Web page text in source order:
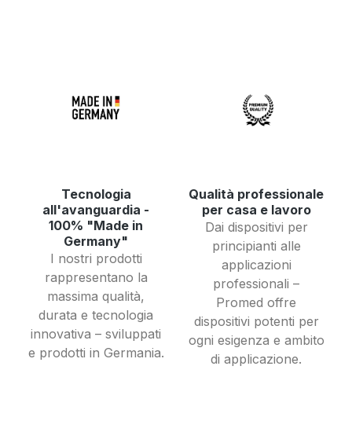
Tecnologia
all'avanguardia -
100% "Made in
Germany"
I nostri prodotti
rappresentano la
massima qualità,
durata e tecnologia
innovativa – sviluppati
e prodotti in Germania.
Qualità professionale
per casa e lavoro
Dai dispositivi per
principianti alle
applicazioni
professionali –
Promed offre
dispositivi potenti per
ogni esigenza e ambito
di applicazione.